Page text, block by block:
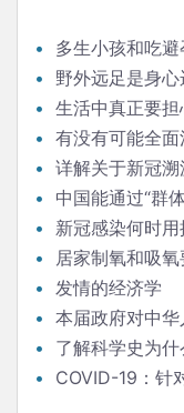
多生小孩和吃
野外远足是身
发言生活中真正要
有没有可能全面
详解关于新冠
中国能通过“群
新冠感染何时用
居家制氧和吸
发情的经济学
本届政府对中
了解科学史为什
COVID-19：针